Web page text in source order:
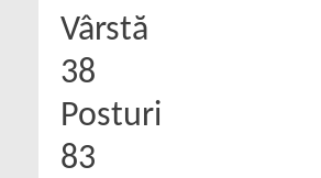
Vârstă
38
Posturi
83